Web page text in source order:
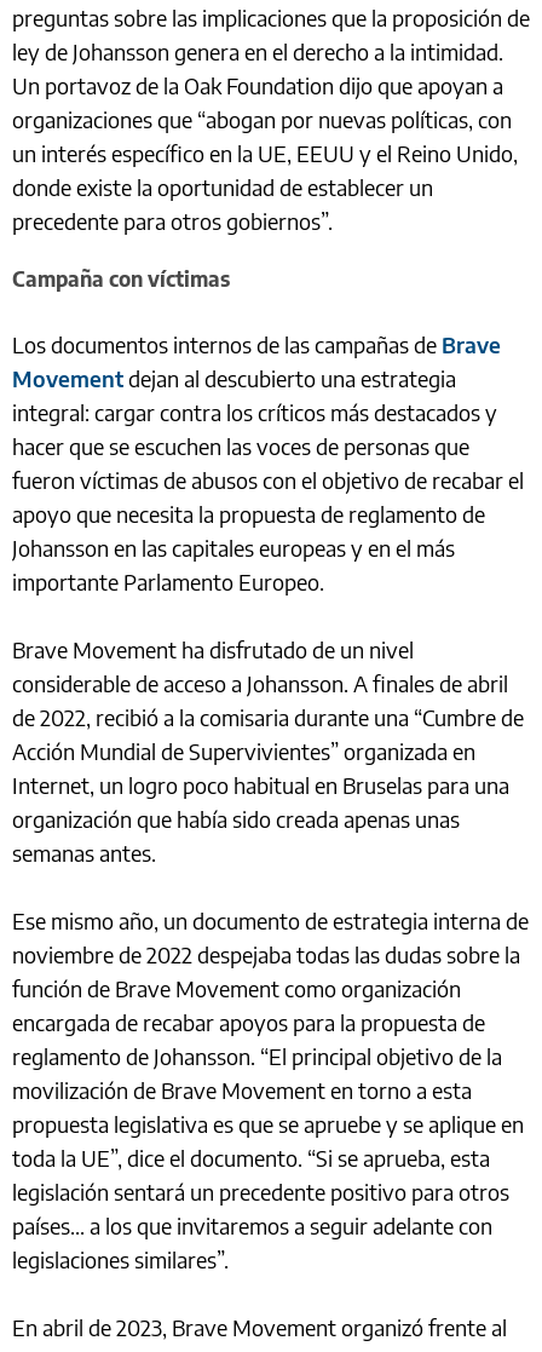
preguntas sobre las implicaciones que la proposición de
ley de Johansson genera en el derecho a la intimidad.
Un portavoz de la Oak Foundation dijo que apoyan a
organizaciones que “abogan por nuevas políticas, con
un interés específico en la UE, EEUU y el Reino Unido,
donde existe la oportunidad de establecer un
precedente para otros gobiernos”.
Campaña con víctimas
Los documentos internos de las campañas de Brave
Movementdejan al descubierto una estrategia
integral: cargar contra los críticos más destacados y
hacer que se escuchen las voces de personas que
fueron víctimas de abusos con el objetivo de recabar el
apoyo que necesita la propuesta de reglamento de
Johansson en las capitales europeas y en el más
importante Parlamento Europeo.
Brave Movement ha disfrutado de un nivel
considerable de acceso a Johansson. A finales de abril
de 2022, recibió a la comisaria durante una “Cumbre de
Acción Mundial de Supervivientes” organizada en
Internet, un logro poco habitual en Bruselas para una
organización que había sido creada apenas unas
semanas antes.
Ese mismo año, un documento de estrategia interna de
noviembre de 2022 despejaba todas las dudas sobre la
función de Brave Movement como organización
encargada de recabar apoyos para la propuesta de
reglamento de Johansson. “El principal objetivo de la
movilización de Brave Movement en torno a esta
propuesta legislativa es que se apruebe y se aplique en
toda la UE”, dice el documento. “Si se aprueba, esta
legislación sentará un precedente positivo para otros
países... a los que invitaremos a seguir adelante con
legislaciones similares”.
En abril de 2023, Brave Movement organizó frente al